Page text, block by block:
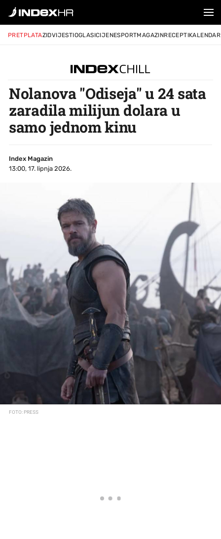
PRETPLATAZIDVIJESTIOGLASICIJENESPORTMAGAZINRECEPTIKALENDAR
Nolanova "Odiseja" u 24 sata
zaradila milijun dolara u
samo jednom kinu
Index Magazin
13:00, 17. lipnja 2026.
FOTO: PRESS